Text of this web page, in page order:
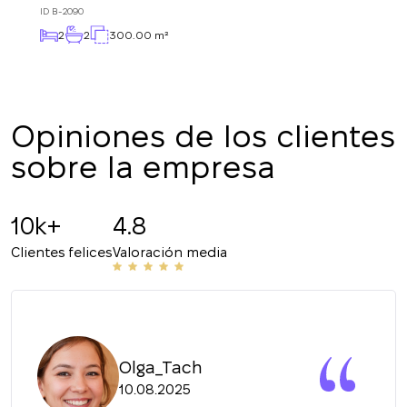
ID B-2090
2 2 300.00 m²
Opiniones de los clientes
sobre la empresa
10k+
Clientes felices
4.8
Valoración media
Olga_Tach
10.08.2025
responderemos en
breve.
UKRAINE
+380